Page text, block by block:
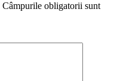
Câmpurile obligatorii sunt